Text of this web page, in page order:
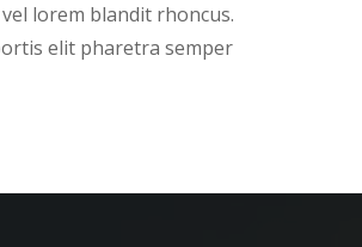
lorem blandit rhoncus.
elit pharetra semper